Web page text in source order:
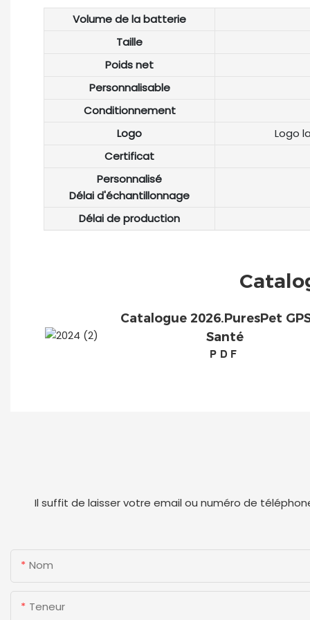
Volume de la batterie
Taille
Poids net
Personnalisable
Conditionnement
Logo
Logo
Certificat
Personnalisé
Délai d'échantillonnage
Délai de production
Catalogue 2026.PuresPet
Santé
PDF
Il suffit de laisser votre email ou numéro de
Nom
Teneur